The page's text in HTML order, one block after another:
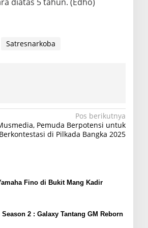
Satresnarkoba
Pos berikutnya
Pemuda Berpotensi untuk
Berkontestasi di Pilkada Bangka 2025
Fino di Bukit Mang Kadir
2 : Galaxy Tantang GM Reborn